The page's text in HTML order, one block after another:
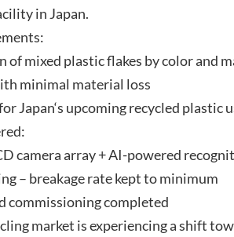
in Japan.
of mixed plastic flakes by color and
minimal material loss
Japan‘s upcoming recycled plastic
camera array + AI-powered
– breakage rate kept to minimum
commissioning completed
market is experiencing a shift